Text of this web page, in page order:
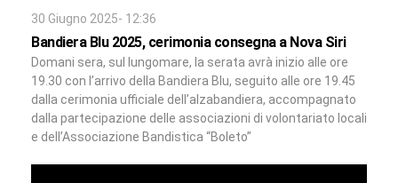
30 Giugno 2025- 12:36
Bandiera Blu 2025, cerimonia consegna a Nova Siri
Domani sera, sul lungomare, la serata avrà inizio alle ore
19.30 con l’arrivo della Bandiera Blu, seguito alle ore 19.45
dalla cerimonia ufficiale dell’alzabandiera, accompagnato
dalla partecipazione delle associazioni di volontariato locali
e dell’Associazione Bandistica “Boleto”